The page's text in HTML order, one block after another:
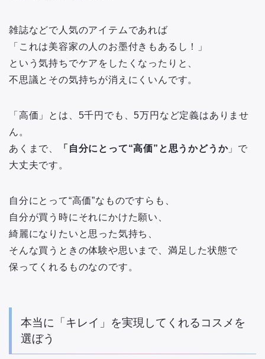
雑誌などで人気のアイテムであれば
「これは美容家の人のお墨付きもあるし！」
という気持ちでケアをしたくなったりと、
不思議とその気持ちが消えにくいんです。
「高価」とは、5千円でも、5万円など定義はありませ
ん。
あくまで、
「自分にとって“高価”と思うかどうか」で
大丈夫です。
自分にとって“高価”なものですらも、
自分が買う時にそれにかけた願い、
綺麗になりたいと思った気持ち、
そんな買うときの体験や思いまで、満足した状態で
保ってくれるものなのです。
本当に「キレイ」を実現してくれるコスメを
選ぼう